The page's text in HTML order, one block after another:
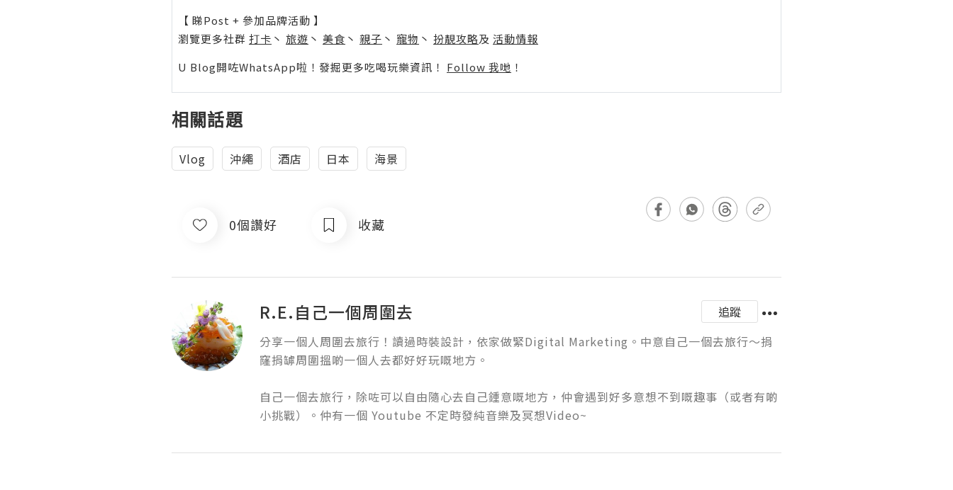
【 睇Post + 參加品牌活動 】
瀏覽更多社群 打卡 丶 旅遊 丶 美食 丶 親子 丶 寵物 丶 扮靚攻略及 活動情報
U Blog開咗WhatsApp啦！發掘更多吃喝玩樂資訊！ Follow 我哋 ！
相關話題
Vlog 沖繩 酒店 日本 海景
0個讚好 收藏
R.E.自己一個周圍去
追蹤
分享一個人周圍去旅行！讀過時裝設計，依家做緊Digital Marketing。中意自己一個去旅行～捐
窿捐罅周圍搵啲一個人去都好好玩嘅地方。
自己一個去旅行，除咗可以自由隨心去自己鍾意嘅地方，仲會遇到好多意想不到嘅趣事（或者有啲
小挑戰）。仲有一個 Youtube 不定時發純音樂及冥想Video~